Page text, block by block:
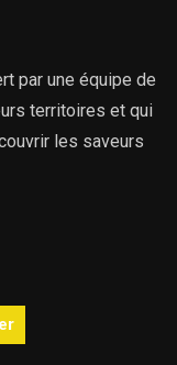
par une équipe de
territoires et qui
les saveurs